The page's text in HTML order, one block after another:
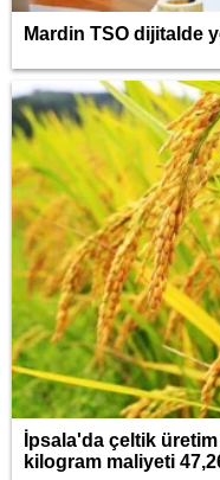
Mardin TSO dijitalde
İpsala'da çeltik
kilogram maliyeti